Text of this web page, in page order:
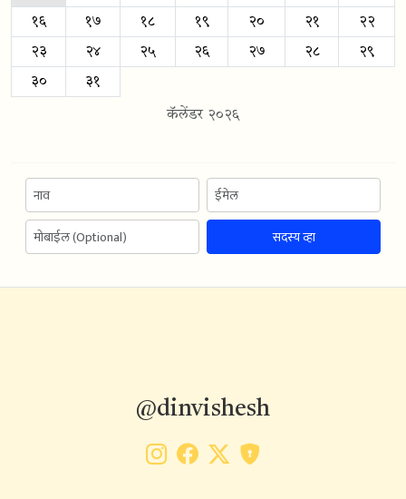
१६ १७ १८ १९ २० २१ २२
२३ २४ २५ २६ २७ २८ २९
३० ३१
कॅलेंडर २०२६
सदस्य व्हा
@dinvishesh